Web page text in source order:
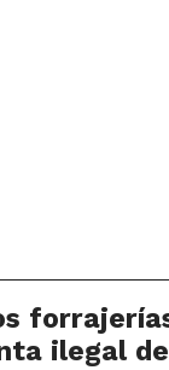
ilegal